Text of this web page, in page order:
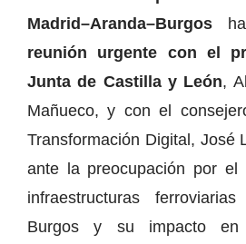
Madrid–Aranda–Burgos
reunión urgente con el
Junta de Castilla y León,
Mañueco, y con el
Transformación Digital, José
ante la preocupación por el
infraestructuras
Burgos y su impacto en